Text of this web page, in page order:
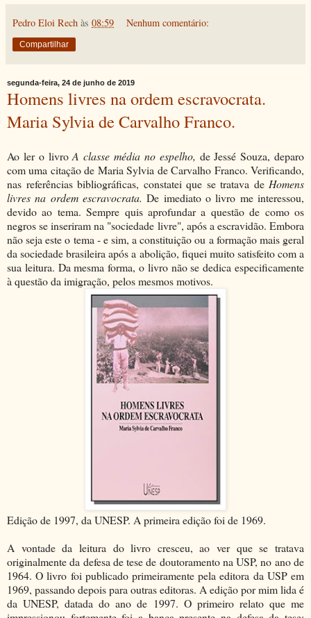
Pedro Eloi Rech às 08:59 Nenhum comentário:
Compartilhar
segunda-feira, 24 de junho de 2019
Homens livres na ordem escravocrata.
Maria Sylvia de Carvalho Franco.
Ao ler o livroA classe média no espelho, de Jessé Souza, deparo
com uma citação de Maria Sylvia de Carvalho Franco. Verificando,
nas referências bibliográficas, constatei que se tratava de Homens
livres na ordem escravocrata.De imediato o livro me interessou,
devido ao tema. Sempre quis aprofundar a questão de como os
negros se inseriram na "sociedade livre", após a escravidão. Embora
não seja este o tema - e sim, a constituição ou a formação mais geral
da sociedade brasileira após a abolição, fiquei muito satisfeito com a
sua leitura. Da mesma forma, o livro não se dedica especificamente
à questão da imigração, pelos mesmos motivos.
Edição de 1997, da UNESP. A primeira edição foi de 1969.
A vontade da leitura do livro cresceu, ao ver que se tratava
originalmente da defesa de tese de doutoramento na USP, no ano de
1964. O livro foi publicado primeiramente pela editora da USP em
1969, passando depois para outras editoras. A edição por mim lida é
da UNESP, datada do ano de 1997. O primeiro relato que me